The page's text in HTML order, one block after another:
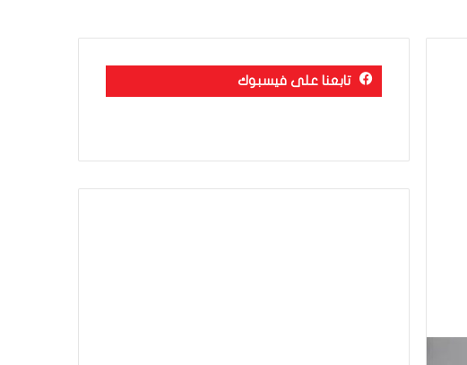
تابعنا على فيسبوك